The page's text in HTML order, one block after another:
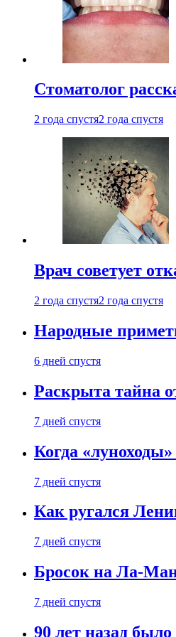
Стоматолог
2 года спустя2 года спустя
Врач советует
2 года спустя2 года спустя
Народные
6 дней спустя
Раскрыта тайна
7 дней спустя
Когда
7 дней спустя
Как ругался
7 дней спустя
Бросок на Ла-
7 дней спустя
90 лет назад